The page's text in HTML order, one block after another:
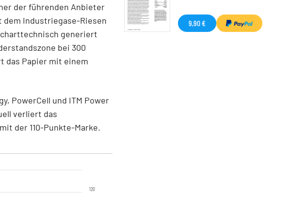
der führenden Anbieter
Industriegase-Riesen
generiert
bei 300
das Papier mit einem
PowerCell und ITM Power
verliert das
der 110-Punkte-Marke.
120
9,90 €